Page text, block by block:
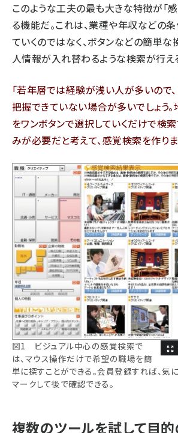
このような工夫の最も大きな特徴が「
る機能だ。これは、業種や年収などの
ていくのではなく、ボタンなどの簡単
人情報が入れ替わるような検索が行え
「若年層では経験が浅い人が多いので
把握できていない場合が多いでしょう
をワンボタンで選択していくだけで検
みが必要だと考えて、感覚検索を作りま
図1 ビジュアル中心の感覚検索で
は、マウス操作だけで希望の職場を簡
単に探すことができる。会員登録すれば、気
マークして後で確認できる。
複数のツールを試して目